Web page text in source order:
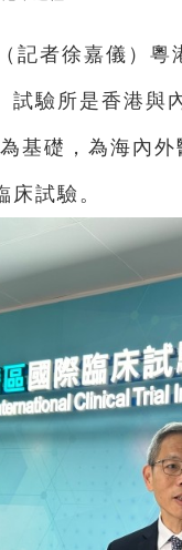
記者徐嘉儀）
驗所是香港與
基礎，為海內
試驗。